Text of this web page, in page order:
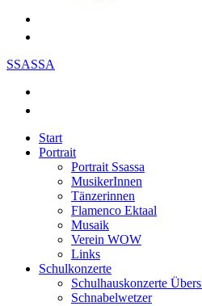
SSASSA
Start
Portrait
Portrait Ssassa
MusikerInnen
Tänzerinnen
Flamenco Ektaal
Musaik
Verein WOW
Links
Schulkonzerte
Schulhauskonzerte
Schnabelwetzer